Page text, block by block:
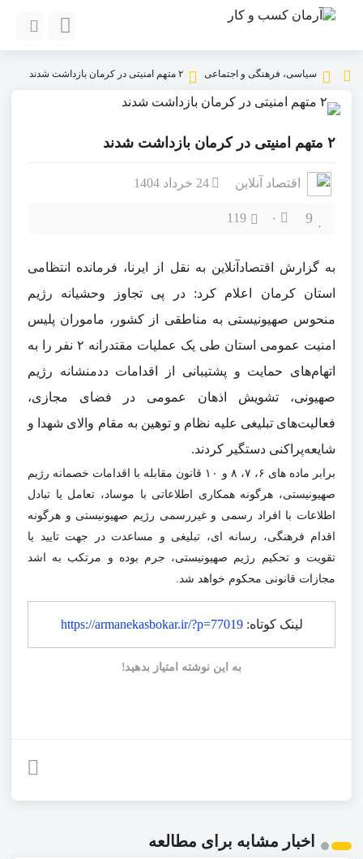
سیاسی، فرهنگی و اجتماعی ۲ متهم امنیتی در کرمان بازداشت شدند
۲ متهم امنیتی در کرمان بازداشت شدند
اقتصاد آنلاین 24 خرداد 1404
9 ۰ 119
به گزارش اقتصادآنلاین به نقل از ایرنا، فرمانده انتظامی
استان کرمان اعلام کرد: در پی تجاوز وحشیانه رژیم
منحوس صهیونیستی به مناطقی از کشور، ماموران پلیس
امنیت عمومی استان طی یک عملیات مقتدرانه ۲ نفر را به
اتهام‌های حمایت و پشتیبانی از اقدامات ددمنشانه رژیم
صهیونی، تشویش اذهان عمومی در فضای مجازی،
فعالیت‌های تبلیغی علیه نظام و توهین به مقام والای شهدا و
شایعه‌پراکنی دستگیر کردند.
برابر ماده های ۶، ۷، ۸ و ۱۰ قانون مقابله با اقدامات خصمانه رژیم
صهیونیستی، هرگونه همکاری اطلاعاتی با موساد، تعامل یا تبادل
اطلاعات با افراد رسمی و غیررسمی رژیم صهیونیستی و هرگونه
اقدام فرهنگی، رسانه ای، تبلیغی و مساعدت در جهت تایید یا
تقویت و تحکیم رژیم صهیونیستی، جرم بوده و مرتکب به اشد
مجازات قانونی محکوم خواهد شد.
لینک کوتاه:https://armanekasbokar.ir/?p=77019
به این نوشته امتیاز بدهید!
اخبار مشابه برای مطالعه